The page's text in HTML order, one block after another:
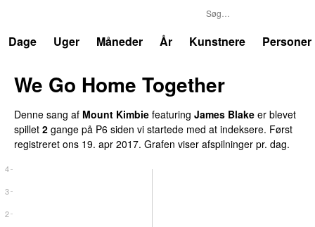
Dage
Uger Måneder År Kunstnere Personer
We Go Home Together
Denne sang af Mount Kimbie featuring James Blake er blevet
spillet 2 gange på P6 siden vi startede med at indeksere. Først
registreret ons 19. apr 2017. Grafen viser afspilninger pr. dag.
2
3
4